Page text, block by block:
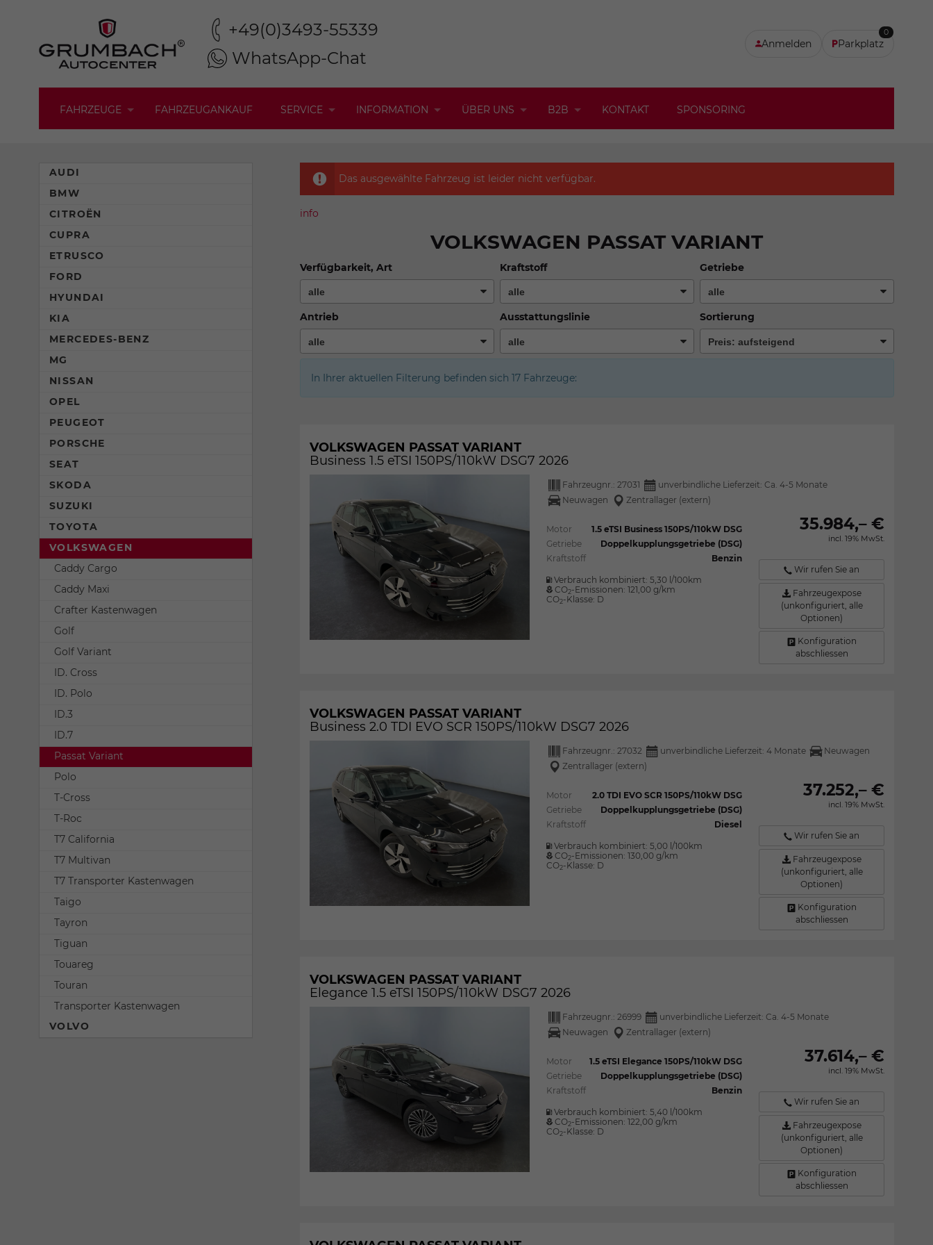
+49(0)3493-55339
WhatsApp-Chat
Anmelden Parkplatz
0
FAHRZEUGE FAHRZEUGANKAUF SERVICE INFORMATION ÜBER UNS B2B KONTAKT SPONSORING
Das ausgewählte Fahrzeug ist leider nicht verfügbar.
info
VOLKSWAGEN PASSAT VARIANT
Verfügbarkeit, Art Kraftstoff Getriebe
Antrieb Ausstattungslinie Sortierung
In Ihrer aktuellen Filterung befinden sich 17Fahrzeuge:
VOLKSWAGEN PASSAT VARIANT
Business 1.5 eTSI 150PS/110kW DSG7 2026
Fahrzeugnr.: 27031
unverbindliche Lieferzeit: Ca. 4-5 Monate
Neuwagen
Zentrallager (extern)
Motor
1.5 eTSI Business 150PS/110kW DSG
Getriebe
Doppelkupplungsgetriebe (DSG)
Kraftstoff
Benzin
Verbrauch kombiniert: 5,30 l/100km
CO2-Emissionen: 121,00 g/km
CO2-Klasse: D
35.984,– €
incl. 19% MwSt.
Wir rufen Sie an
Fahrzeugexpose
(unkonfiguriert, alle
Optionen)
Konfiguration
abschliessen
VOLKSWAGEN PASSAT VARIANT
Business 2.0 TDI EVO SCR 150PS/110kW DSG7 2026
Fahrzeugnr.: 27032 unverbindliche Lieferzeit: 4 Monate
Neuwagen
Zentrallager (extern)
Motor
2.0 TDI EVO SCR 150PS/110kW DSG
Getriebe
Doppelkupplungsgetriebe (DSG)
Kraftstoff
Diesel
Verbrauch kombiniert: 5,00 l/100km
CO2-Emissionen: 130,00 g/km
CO2-Klasse: D
37.252,– €
incl. 19% MwSt.
Wir rufen Sie an
Fahrzeugexpose
(unkonfiguriert, alle
Optionen)
Konfiguration
abschliessen
VOLKSWAGEN PASSAT VARIANT
Elegance 1.5 eTSI 150PS/110kW DSG7 2026
Fahrzeugnr.: 26999
unverbindliche Lieferzeit: Ca. 4-5 Monate
Neuwagen
Zentrallager (extern)
Motor
1.5 eTSI Elegance 150PS/110kW DSG
Getriebe
Doppelkupplungsgetriebe (DSG)
Kraftstoff
Benzin
Verbrauch kombiniert: 5,40 l/100km
CO2-Emissionen: 122,00 g/km
CO2-Klasse: D
37.614,– €
incl. 19% MwSt.
Wir rufen Sie an
Fahrzeugexpose
(unkonfiguriert, alle
Optionen)
Konfiguration
abschliessen
AUDI
BMW
CITROËN
CUPRA
ETRUSCO
FORD
HYUNDAI
KIA
MERCEDES-BENZ
MG
NISSAN
OPEL
PEUGEOT
PORSCHE
SEAT
SKODA
SUZUKI
TOYOTA
VOLKSWAGEN
Caddy Cargo
Caddy Maxi
Crafter Kastenwagen
Golf
Golf Variant
ID. Cross
ID. Polo
ID.3
ID.7
Passat Variant
Polo
T-Cross
T-Roc
T7 California
T7 Multivan
T7 Transporter Kastenwagen
Taigo
Tayron
Tiguan
Touareg
Touran
Transporter Kastenwagen
VOLVO